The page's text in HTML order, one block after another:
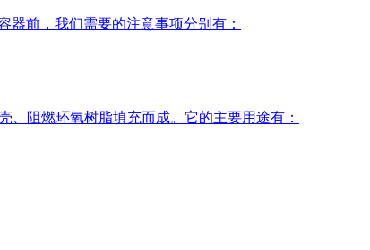
前，我们需要的注意事项分别有：
阻燃环氧树脂填充而成。它的主要用途有：